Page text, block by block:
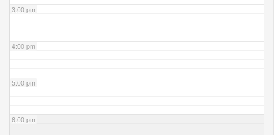
3:00 pm
4:00 pm
5:00 pm
6:00 pm